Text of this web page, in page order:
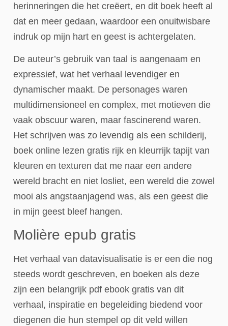
herinneringen die het creëert, en dit boek heeft al
dat en meer gedaan, waardoor een onuitwisbare
indruk op mijn hart en geest is achtergelaten.
De auteur’s gebruik van taal is aangenaam en
expressief, wat het verhaal levendiger en
dynamischer maakt. De personages waren
multidimensioneel en complex, met motieven die
vaak obscuur waren, maar fascinerend waren.
Het schrijven was zo levendig als een schilderij,
boek online lezen gratis rijk en kleurrijk tapijt van
kleuren en texturen dat me naar een andere
wereld bracht en niet losliet, een wereld die zowel
mooi als angstaanjagend was, als een geest die
in mijn geest bleef hangen.
Molière epub gratis
Het verhaal van datavisualisatie is er een die nog
steeds wordt geschreven, en boeken als deze
zijn een belangrijk pdf ebook gratis van dit
verhaal, inspiratie en begeleiding biedend voor
diegenen die hun stempel op dit veld willen